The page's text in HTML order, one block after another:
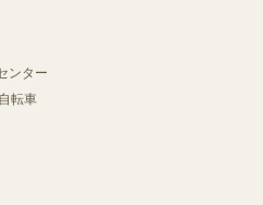
ンター
転車